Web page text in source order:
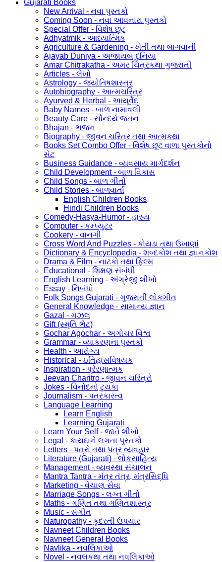
Gujarati Books
New Arrival - નવા પુસ્તકો
Coming Soon - નવા આવનારા પુસ્તકો
Special Offer - વિશેષ છૂટ
Adhyatmik - આધ્યાત્મિક
Agriculture & Gardening - ખેતી તથા બાગવાની
Ajayab Duniya - અજાયબ દુનિયા
Amar Chitrakatha - અમર ચિત્રકથા ગુજરાતી
Articles - લેખો
Astrology - જ્યોતિષશાસ્ત્ર
Autobiography - આત્મચરિત્ર
Ayurved & Herbal - આયૂર્વેદ
Baby Names - બાળ નામાવલી
Beauty Care - સૌન્દર્ય જતન
Bhajan - ભજન
Biography - જીવન ચરિત્ર તથા આત્મકથા
Books Set Combo Offer - વિશેષ છૂટ વાળા પુસ્તકોનો
સેટ
Business Guidance - વ્યવસાય માર્ગદર્શન
Child Development - બાળ વિકાસ
Child Songs - બાળ ગીતો
Child Stories - બાળવાર્તા
English Children Books
Hindi Children Books
Comedy-Hasya-Humor - હાસ્ય
Computer - કમ્પ્યુટર
Cookery - વાનગી
Cross Word And Puzzles - કોયડા તથા ઉખાણાં
Dictionary & Encyclopedia - શબ્દકોશ તથા જ્ઞાનકોશ
Drama & Film - નાટકો તથા ફિલ્મ
Educational - શિક્ષણ સંબંધી
English Learning - અંગ્રેજી શીખો
Essay - નિબંધો
Folk Songs Gujarati - ગુજરાતી લોકગીત
General Knowledge - સામાન્ય જ્ઞાન
Gazal - ગઝલ
Gift (સ્મૃતિ ભેટ)
Gochar Agochar - અગોચર વિશ્વ
Grammar - વ્યાકરણના પુસ્તકો
Health - આરોગ્ય
Historical - ઇતિહાસવિષયક
Inspiration - પ્રેરણાત્મક
Jeevan Charitro - જીવન ચરિત્રો
Jokes - વિનોદનો ટુચકા
Journalism - પત્રકારત્વ
Language Learning
Learn English
Learning Gujarati
Learn Your Self - જાતે શીખો
Legal - કાયદાને લગતા પુસ્તકો
Letters - પત્રો તથા પત્ર વ્યવહાર
Literature (Gujarati) - લોકસાહિત્ય
Management - વ્યવસ્થા સંચાલન
Mantra Tantra - મંત્ર તંત્ર, મંત્રસિદ્ધિ
Marketing - વેચાણ સેવા
Marriage Songs - લગ્ન ગીતો
Maths - ગણિત તથા ગણિતશાસ્ત્ર
Music - સંગીત
Naturopathy - કુદરતી ઉપચાર
Navneet Children Books
Navneet General Books
Navlika - નવલિકાઓ
Novel - નવલકથા તથા નવલિકાઓ